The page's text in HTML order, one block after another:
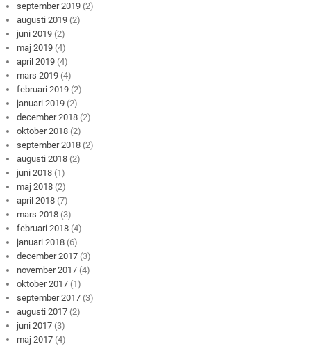
september 2019 (2)
augusti 2019 (2)
juni 2019 (2)
maj 2019 (4)
april 2019 (4)
mars 2019 (4)
februari 2019 (2)
januari 2019 (2)
december 2018 (2)
oktober 2018 (2)
september 2018 (2)
augusti 2018 (2)
juni 2018 (1)
maj 2018 (2)
april 2018 (7)
mars 2018 (3)
februari 2018 (4)
januari 2018 (6)
december 2017 (3)
november 2017 (4)
oktober 2017 (1)
september 2017 (3)
augusti 2017 (2)
juni 2017 (3)
maj 2017 (4)